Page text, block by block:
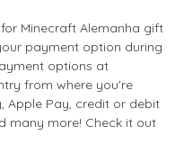
Minecraft Alemanha gift
payment option during
options at
from where you're
Apple Pay, credit or debit
many more! Check it out